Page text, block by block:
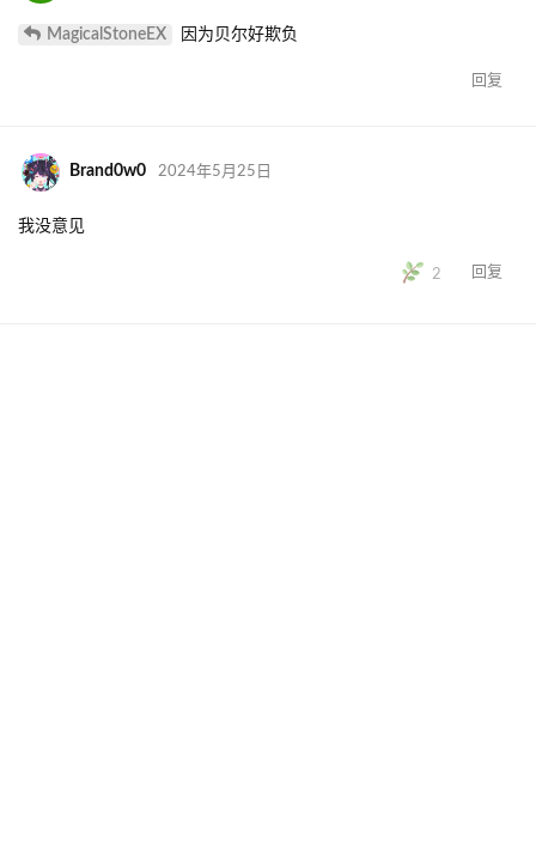
MagicalStoneEX 因为贝尔好欺负
回复
Brand0w0 2024年5月25日
我没意见
2 回复